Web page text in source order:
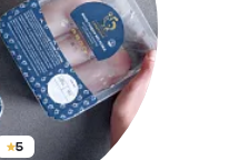
5